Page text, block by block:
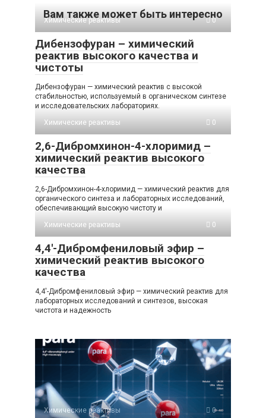
Вам также может быть интересно
Химические реактивы 0
Дибензофуран – химический
реактив высокого качества и
чистоты
Дибензофуран — химический реактив с высокой
стабильностью, используемый в органическом синтезе
и исследовательских лабораториях.
Химические реактивы
0
2,6-Дибромхинон-4-хлоримид –
химический реактив высокого
качества
2,6-Дибромхинон-4-хлоримид — химический реактив для
органического синтеза и лабораторных исследований,
обеспечивающий высокую чистоту и
Химические реактивы
0
4,4′-Дибромфениловый эфир –
химический реактив высокого
качества
4,4′-Дибромфениловый эфир — химический реактив для
лабораторных исследований и синтезов, высокая
чистота и надежность
Химические реактивы 0